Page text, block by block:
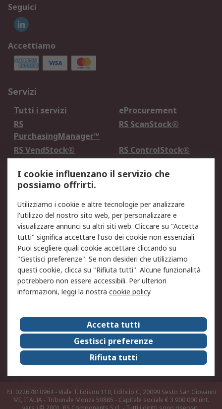
Seguici
Accettiamo
Servizi
Tutti i servizi
eProcurement
RS
PurchasingManager™
RS ScanStock®
RS VendStock®
RS ControlStock®
Legale
Informativa Cookie
Informativa Privacy -
Aggiornata
Email Security
Termini d'uso
Condizioni di vendita
Condizioni generali di
servizio
Etica e responsabilità
Chi Siamo
Chi Siamo
Contattaci
Supporto
ESG
Carriere
RS Group
Press Centre
Discovery: il Blog di RS
P.I. 02267810964 - Viale T. Edison 110, Edificio C, 20099 Sesto San Giovanni
MI, ITALIA - Tribunale Monza 50885 - Capitale sociale € 3.900.000 (int.
I cookie influenzano il servizio che
possiamo offrirti.
Utilizziamo i cookie e altre tecnologie per analizzare
l'utilizzo del nostro sito web, per personalizzare e
visualizzare annunci su altri siti web. Cliccare su "Accetta
tutti" significa accettare l'uso dei cookie non essenziali.
Puoi scegliere quali cookie accettare cliccando su
"Gestisci preferenze". Se non desideri che utilizziamo
questi cookie, clicca su "Rifiuta tutti". Alcune funzionalità
potrebbero non essere accessibili. Per ulteriori
informazioni, leggi la nostra cookie policy.
Accetta tutti
Gestisci preferenze
Rifiuta tutti